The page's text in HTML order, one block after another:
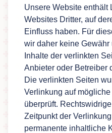
Unsere Website enthält
Websites Dritter, auf
Einfluss haben. Für
wir daher keine
Inhalte der verlinkten
Anbieter oder Betreiber
Die verlinkten Seiten
Verlinkung auf
überprüft.
Zeitpunkt der
permanente inhaltliche